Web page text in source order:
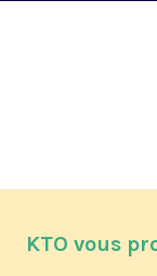
KTO vous